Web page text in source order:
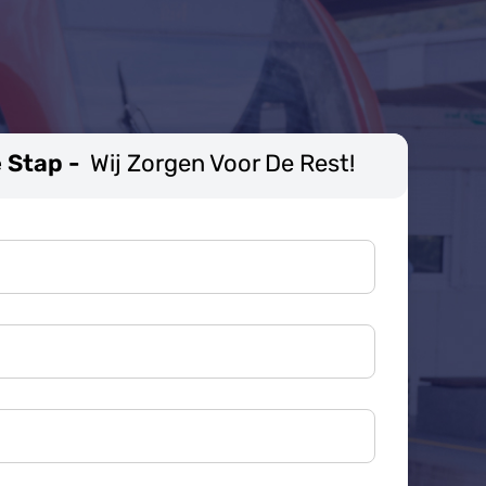
Stap - Wij Zorgen Voor De Rest!